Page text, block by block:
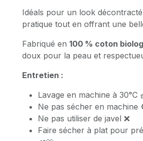
Idéals pour un look
pratique tout en offrant une
Fabriqué en 100 % coton
doux pour la peau et
Entretien :
Lavage en machine à 30°C
Ne pas sécher en machine
Ne pas utiliser de javel ❌
Faire sécher à plat pour